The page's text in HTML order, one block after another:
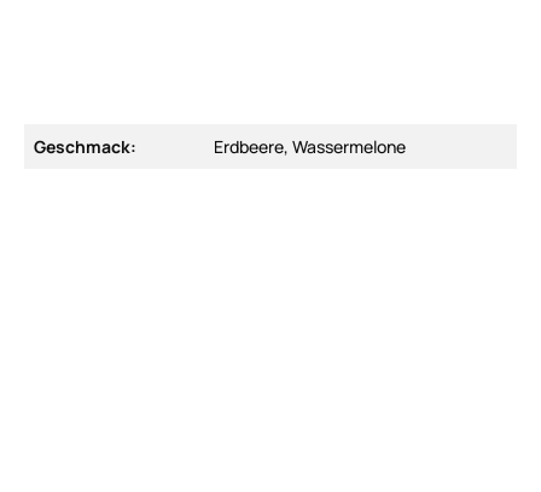
Geschmack: Erdbeere, Wassermelone